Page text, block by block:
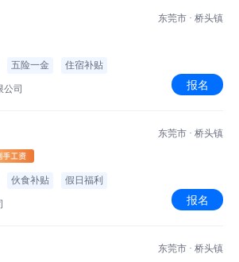
/月
，月休2天
五险一金 住宿补贴
公司
东莞市 · 桥头镇
报名
伙食补贴 假日福利
东莞市 · 桥头镇
报名
东莞市 · 桥头镇